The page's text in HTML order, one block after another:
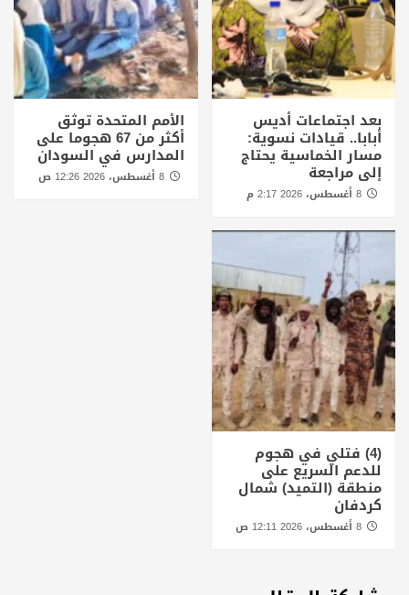
بعد اجتماعات أديس
أبابا.. قيادات نسوية:
مسار الخماسية يحتاج
إلى مراجعة
الأمم المتحدة توثق
أكثر من 67 هجوما على
المدارس في السودان
8 أغسطس، 2026 12:26 ص
(4) فتلي في هجوم
للدعم السريع على
منطقة (التميد) شمال
كردفان